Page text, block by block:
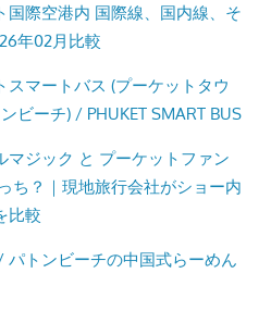
国際空港内 国際線、国内線、そ
年02月比較
スマートバス (プーケットタウ
ビーチ) / PHUKET SMART BUS
マジック と プーケットファン
ち？｜現地旅行会社がショー内
比較
パトンビーチの中国式らーめん